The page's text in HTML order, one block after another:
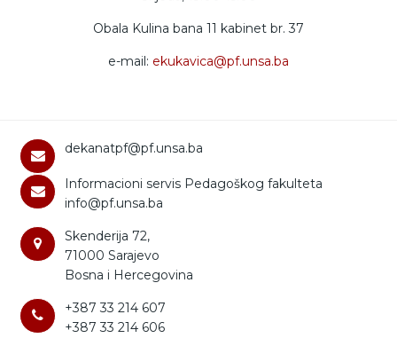
Obala Kulina bana 11 kabinet br. 37
e-mail: ekukavica@pf.unsa.ba
dekanatpf@pf.unsa.ba
Informacioni servis Pedagoškog fakulteta
info@pf.unsa.ba
Skenderija 72,
71000 Sarajevo
Bosna i Hercegovina
+387 33 214 607
+387 33 214 606